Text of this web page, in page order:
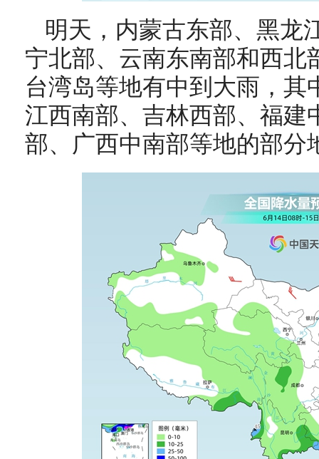
明天， 内蒙古东部、黑龙
宁北部、云南东南部和西北
台湾岛等地有中到大雨，其
江西南部、吉林西部、福建
部、广西中南部等地的部分